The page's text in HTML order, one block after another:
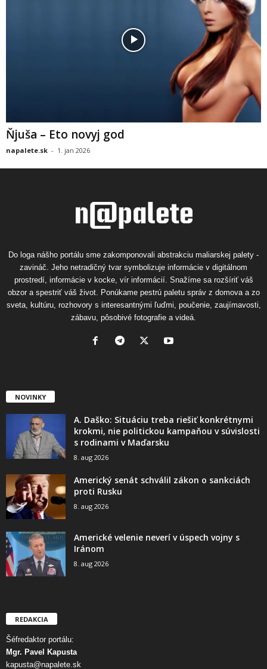
Ňjuša – Eto novyj god
napalete.sk - 1. jan 2026
Do loga nášho portálu sme zakomponovali abstrakciu maliarskej palety -
zavináč. Jeho netradičný tvar symbolizuje informácie v digitálnom
prostredí, informácie v kocke, vír informácií. Snažíme sa rozšíriť váš
obzor a spestriť váš život. Ponúkame pestrú paletu správ z domova a zo
sveta, kultúru, rozhovory s interesantnými ľuďmi, poučenie, zaujímavosti,
zábavu, pôsobivé fotografie a videá.
NOVINKY
A. Daško: Situáciu treba riešiť konkrétnymi
krokmi, nie politickou kampaňou v súvislosti
s rodinami v Maďarsku
8. aug 2026
Americký senát schválil zákon o sankciách
proti Rusku
8. aug 2026
Americké velenie neverí v úspech vojny s
Iránom
8. aug 2026
REDAKCIA
Šéfredaktor portálu:
Mgr. Pavel Kapusta
kapusta@napalete.sk